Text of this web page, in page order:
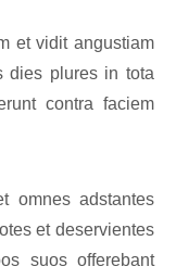
et vidit angustiam
dies plures in tota
contra faciem
omnes adstantes
et deservientes
suos offerebant